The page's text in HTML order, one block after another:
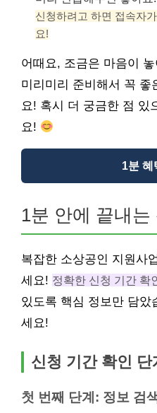
신청하려고 하면 접속자
요!
어때요, 조금은 마음이
미리미리 준비해서 꼭 좋
요! 혹시 더 궁금한 점 있
요!
1분 혜
1분 안에 끝내는
복잡한 소상공인 지원사
세요! 정확한 신청 기간 확
있도록 핵심 정보만 담았
세요!
신청 기간 확인 단
첫 번째 단계: 정보 검